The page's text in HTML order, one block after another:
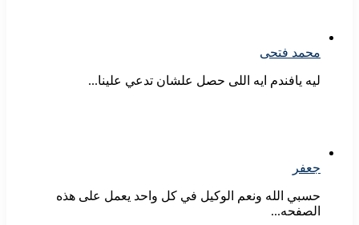
محمد فتحى
ليه يافندم ايه اللى حصل علشان تدعي علينا...
جعفر
حسبي الله ونعم الوكيل في كل واحد يعمل على هذه
الصفحه...